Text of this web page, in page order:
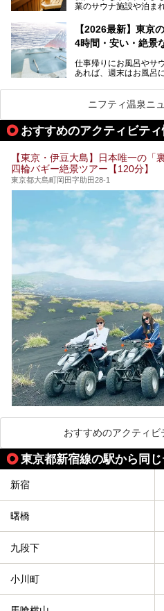
業のサウナ施設や泊ま
を旅の目的とする「サ
ど、自分の好きなタイ
魅力です。
最近では、男性専用施
い個室サウナも増えて
ら、特におすすめした
してみてください。
【2026最新】東京
4時間・安い・絶景
仕事帰りにお風呂やサ
あれば、週末はお風呂
また、終電を逃してし
る場所があれば」と探
しょうか。
そこで本記事では、東
24時間営業で宿泊でき
い施設、デートや休日
が充実した施設など、
ださい。
ニフティ温泉ニ
おすすめのアクティビテ
【東京・伊豆大島】日本唯一の「
四輪バギー絶景ツアー【120分】
東京都大島町岡田字助田28-1
おすすめのアクティビ
東京都新宿線の駅から同
新宿
曙橋
九段下
小川町